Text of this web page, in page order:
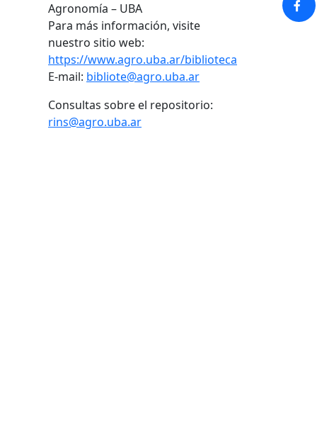
Agronomía – UBA
Para más información, visite
nuestro sitio web:
https://www.agro.uba.ar/biblioteca
E-mail: bibliote@agro.uba.ar
Consultas sobre el repositorio:
rins@agro.uba.ar